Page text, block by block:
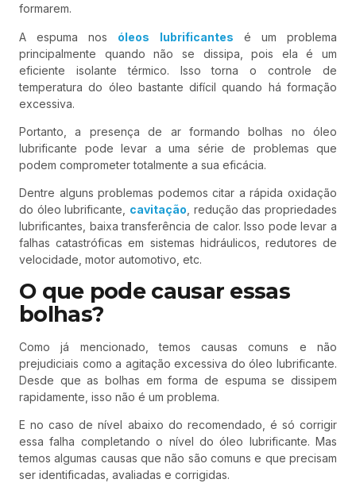
formarem.
A espuma nos óleos lubrificantes é um problema
principalmente quando não se dissipa, pois ela é um
eficiente isolante térmico. Isso torna o controle de
temperatura do óleo bastante difícil quando há formação
excessiva.
Portanto, a presença de ar formando bolhas no óleo
lubrificante pode levar a uma série de problemas que
podem comprometer totalmente a sua eficácia.
Dentre alguns problemas podemos citar a rápida oxidação
do óleo lubrificante, cavitação , redução das propriedades
lubrificantes, baixa transferência de calor. Isso pode levar a
falhas catastróficas em sistemas hidráulicos, redutores de
velocidade, motor automotivo, etc.
O que pode causar essas
bolhas?
Como já mencionado, temos causas comuns e não
prejudiciais como a agitação excessiva do óleo lubrificante.
Desde que as bolhas em forma de espuma se dissipem
rapidamente, isso não é um problema.
E no caso de nível abaixo do recomendado, é só corrigir
essa falha completando o nível do óleo lubrificante. Mas
temos algumas causas que não são comuns e que precisam
ser identificadas, avaliadas e corrigidas.